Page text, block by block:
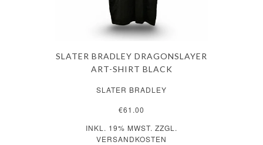
SLATER BRADLEY DRAGONSLAYER
ART-SHIRT BLACK
SLATER BRADLEY
€61.00
INKL. 19% MWST. ZZGL.
VERSANDKOSTEN